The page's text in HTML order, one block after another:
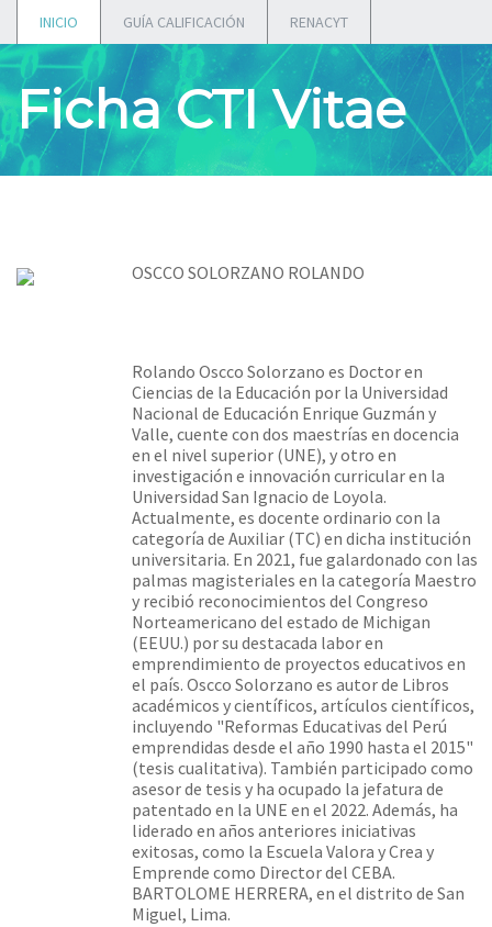
INICIO GUÍA CALIFICACIÓN RENACYT
Ficha CTI Vitae
OSCCO SOLORZANO ROLANDO
Rolando Oscco Solorzano es Doctor en
Ciencias de la Educación por la Universidad
Nacional de Educación Enrique Guzmán y
Valle, cuente con dos maestrías en docencia
en el nivel superior (UNE), y otro en
investigación e innovación curricular en la
Universidad San Ignacio de Loyola.
Actualmente, es docente ordinario con la
categoría de Auxiliar (TC) en dicha institución
universitaria. En 2021, fue galardonado con las
palmas magisteriales en la categoría Maestro
y recibió reconocimientos del Congreso
Norteamericano del estado de Michigan
(EEUU.) por su destacada labor en
emprendimiento de proyectos educativos en
el país. Oscco Solorzano es autor de Libros
académicos y científicos, artículos científicos,
incluyendo "Reformas Educativas del Perú
emprendidas desde el año 1990 hasta el 2015"
(tesis cualitativa). También participado como
asesor de tesis y ha ocupado la jefatura de
patentado en la UNE en el 2022. Además, ha
liderado en años anteriores iniciativas
exitosas, como la Escuela Valora y Crea y
Emprende como Director del CEBA.
BARTOLOME HERRERA, en el distrito de San
Miguel, Lima.